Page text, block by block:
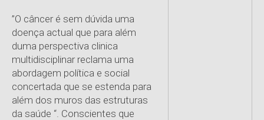
”O câncer é sem dúvida uma
doença actual que para além
duma perspectiva clinica
multidisciplinar reclama uma
abordagem política e social
concertada que se estenda para
além dos muros das estruturas
da saúde “. Conscientes que